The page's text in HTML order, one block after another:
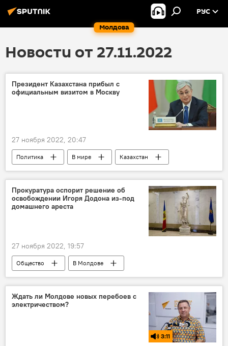
Молдова
РУС
Новости от 27.11.2022
Президент Казахстана прибыл с
официальным визитом в Москву
27 ноября 2022, 20:47
Политика В мире
Казахстан
Касым-Жомарт Токаев
Прокуратура оспорит решение об
освобождении Игоря Додона из-под
домашнего ареста
27 ноября 2022, 19:57
Общество
В Молдове
Игорь Додон
Ждать ли Молдове новых перебоев с
электричеством?
3:11